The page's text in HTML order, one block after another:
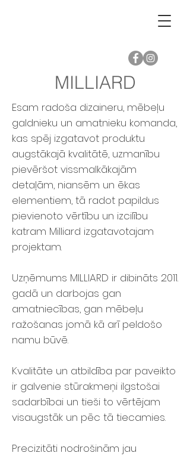
MILLIARD
Esam radoša dizaineru, mēbeļu
galdnieku un amatnieku komanda,
kas spēj izgatavot produktu
augstākajā kvalitātē, uzmanību
pievēršot vissmalkākajām
detaļām, niansēm un ēkas
elementiem, tā radot papildus
pievienoto vērtību un izcilību
katram Milliard izgatavotajam
projektam.
Uzņēmums MILLIARD ir dibināts 2011.
gadā un darbojas gan
amatniecības, gan mēbeļu
ražošanas jomā kā arī peldošo
namu būvē.
Kvalitāte un atbildība par paveikto
ir galvenie stūrakmeņi ilgstošai
sadarbībai un tieši to vērtējam
visaugstāk un pēc tā tiecamies.
Precizitāti nodrošinām jau